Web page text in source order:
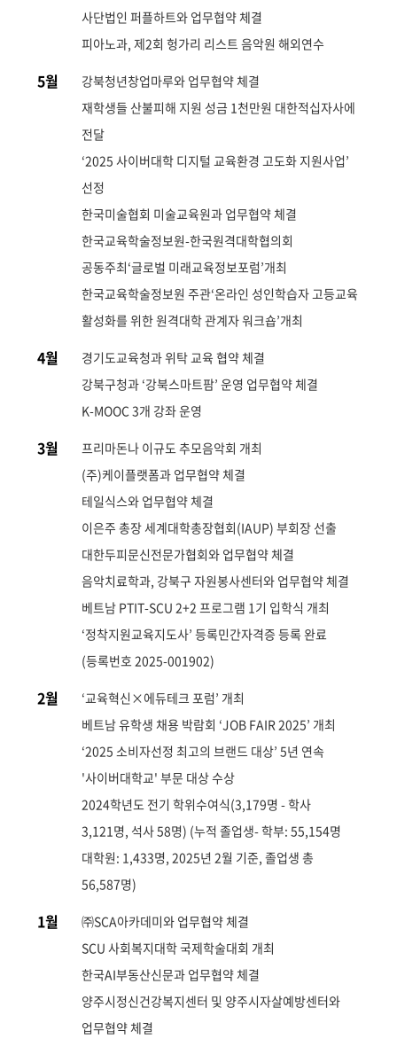
사단법인 퍼플하트와 업무협약 체결
피아노과, 제2회 헝가리 리스트 음악원 해외연수
5월
강북청년창업마루와 업무협약 체결
재학생들 산불피해 지원 성금 1천만원 대한적십자사에
전달
‘2025 사이버대학 디지털 교육환경 고도화 지원사업’
선정
한국미술협회 미술교육원과 업무협약 체결
한국교육학술정보원-한국원격대학협의회
공동주최‘글로벌 미래교육정보포럼’개최
한국교육학술정보원 주관‘온라인 성인학습자 고등교육
활성화를 위한 원격대학 관계자 워크숍’개최
4월
경기도교육청과 위탁 교육 협약 체결
강북구청과 ‘강북스마트팜’ 운영 업무협약 체결
K-MOOC 3개 강좌 운영
3월
프리마돈나 이규도 추모음악회 개최
(주)케이플랫폼과 업무협약 체결
테일식스와 업무협약 체결
이은주 총장 세계대학총장협회(IAUP) 부회장 선출
대한두피문신전문가협회와 업무협약 체결
음악치료학과, 강북구 자원봉사센터와 업무협약 체결
베트남 PTIT-SCU 2+2 프로그램 1기 입학식 개최
‘정착지원교육지도사’ 등록민간자격증 등록 완료
(등록번호 2025-001902)
2월
‘교육혁신×에듀테크 포럼’ 개최
베트남 유학생 채용 박람회 ‘JOB FAIR 2025’ 개최
‘2025 소비자선정 최고의 브랜드 대상’ 5년 연속
'사이버대학교' 부문 대상 수상
2024학년도 전기 학위수여식(3,179명 - 학사
3,121명, 석사 58명) (누적 졸업생- 학부: 55,154명
대학원: 1,433명, 2025년 2월 기준, 졸업생 총
56,587명)
1월
㈜SCA아카데미와 업무협약 체결
SCU 사회복지대학 국제학술대회 개최
한국AI부동산신문과 업무협약 체결
양주시정신건강복지센터 및 양주시자살예방센터와
업무협약 체결